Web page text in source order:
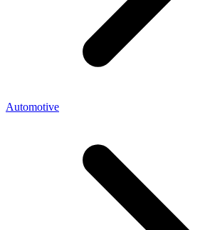
Automotive